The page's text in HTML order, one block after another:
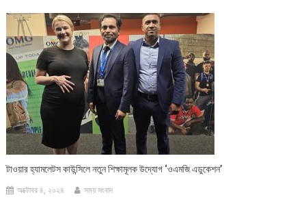
টাওয়ার হ্যামলেটস কাউন্সিলে নতুন শিক্ষামূলক উদ্যোগ ‘ওএমজি এডুকেশন’
অক্টোবর ৪, ২০২৪ সময় সংবাদ